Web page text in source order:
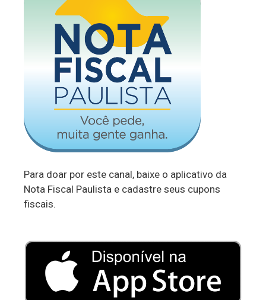
Para doar por este canal, baixe o aplicativo da
Nota Fiscal Paulista e cadastre seus cupons
fiscais.